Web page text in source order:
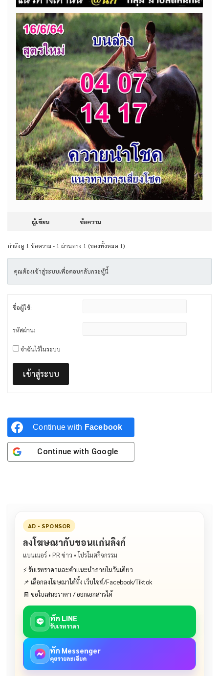
ผู้เขียน ข้อความ
กำลังดู 1 ข้อความ - 1 ผ่านทาง 1 (ของทั้งหมด 1)
คุณต้องเข้าสู่ระบบเพื่อตอบกลับกระทู้นี้
ชื่อผู้ใช้:
รหัสผ่าน:
จำฉันไว้ในระบบ
เข้าสู่ระบบ
Continue with Facebook
Continue with Google
AD • SPONSOR
ลงโฆษณากับขอนแก่นลิงก์
แบนเนอร์ • PR ข่าว • โปรโมตกิจกรรม
⚡ รับเรทราคาและคำแนะนำภายในวันเดียว
📌 เลือกลงโฆษณาได้ทั้ง เว็บไซต์/Facebook/Tiktok
🧾 ขอใบเสนอราคา / ออกเอกสารได้
ทัก LINE
รับเรทราคา
ทัก Messenger
คุยรายละเอียด